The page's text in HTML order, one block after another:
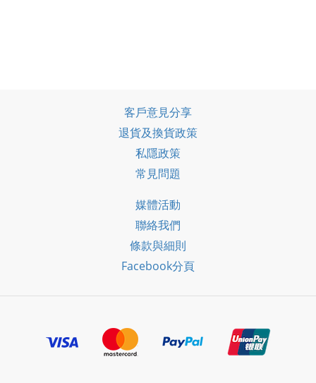
客戶意見分享
退貨及換貨政策
私隱政策
常見問題
媒體活動
聯絡我們
條款與細則
Facebook分頁